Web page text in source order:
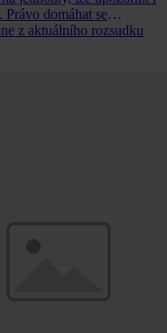
Právo domáhat se
z aktuálního rozsudku